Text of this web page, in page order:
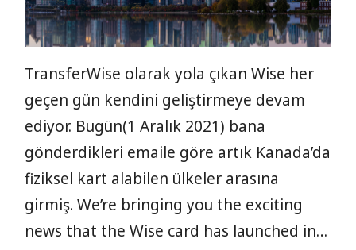
TransferWise olarak yola çıkan Wise her
geçen gün kendini geliştirmeye devam
ediyor. Bugün(1 Aralık 2021) bana
gönderdikleri emaile göre artık Kanada’da
fiziksel kart alabilen ülkeler arasına
girmiş. We’re bringing you the exciting
news that the Wise card has launched in…